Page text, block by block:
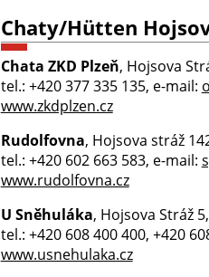
Chaty/Hütten
Chata ZKD Plzeň, Hojsova
tel.: +420 377 335 135, e-mail:
www.zkdplzen.cz
Rudolfovna, Hojsova stráž
tel.: +420 602 663 583, e-mail:
www.rudolfovna.cz
U Sněhuláka, Hojsova Stráž
tel.: +420 608 400 400, +420
www.usnehulaka.cz